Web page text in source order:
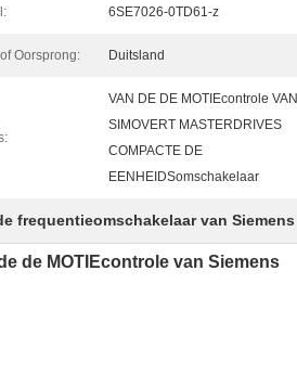
6SE7026-0TD61-z
Oorsprong: Duitsland
VAN DE DE MOTIEcontrole VAN
SIMOVERT MASTERDRIVES
COMPACTE DE
EENHEIDSomschakelaar
frequentieomschakelaar van Siemens
de MOTIEcontrole van Siemens